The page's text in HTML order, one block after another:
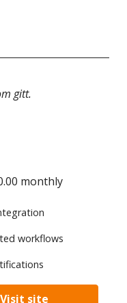
gitt.
monthly
workflows
Visit site